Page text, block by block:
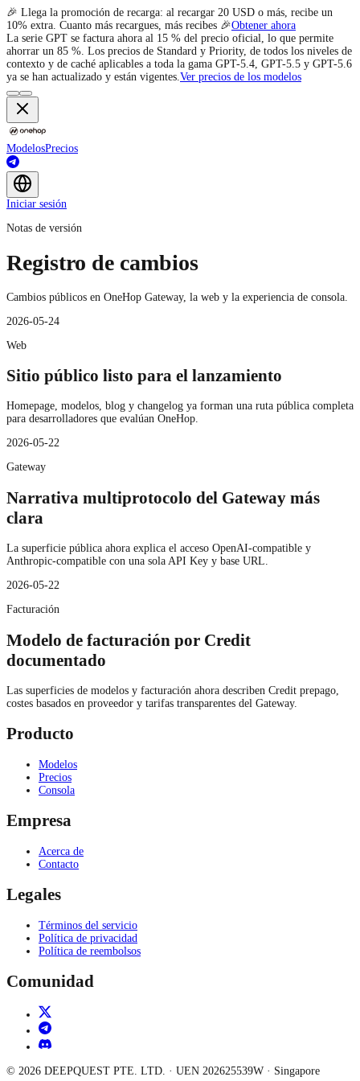
🎉 Llega la promoción de recarga: al recargar 20 USD o más, recibe un
10% extra. Cuanto más recargues, más recibes 🎉Obtener ahora
La serie GPT se factura ahora al 15 % del precio oficial, lo que permite
ahorrar un 85 %. Los precios de Standard y Priority, de todos los niveles de
contexto y de caché aplicables a toda la gama GPT-5.4, GPT-5.5 y GPT-5.6
ya se han actualizado y están vigentes.Ver precios de los modelos
ModelosPrecios
Iniciar sesión
Notas de versión
Registro de cambios
Cambios públicos en OneHop Gateway, la web y la experiencia de consola.
2026-05-24
Web
Sitio público listo para el lanzamiento
Homepage, modelos, blog y changelog ya forman una ruta pública completa
para desarrolladores que evalúan OneHop.
2026-05-22
Gateway
Narrativa multiprotocolo del Gateway más
clara
La superficie pública ahora explica el acceso OpenAI-compatible y
Anthropic-compatible con una sola API Key y base URL.
2026-05-22
Facturación
Modelo de facturación por Credit
documentado
Las superficies de modelos y facturación ahora describen Credit prepago,
costes basados en proveedor y tarifas transparentes del Gateway.
Producto
Modelos
Precios
Consola
Empresa
Acerca de
Contacto
Legales
Términos del servicio
Política de privacidad
Política de reembolsos
Comunidad
© 2026 DEEPQUEST PTE. LTD. · UEN 202625539W · Singapore